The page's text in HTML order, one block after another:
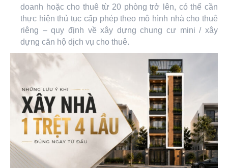
doanh hoặc cho thuê từ 20 phòng trở lên, có thể cần
thực hiện thủ tục cấp phép theo mô hình nhà cho thuê
riêng – quy định về xây dựng chung cư mini / xây
dựng căn hộ dịch vụ cho thuê.